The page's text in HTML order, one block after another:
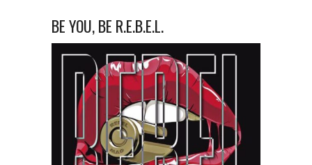
BE YOU, BE R.E.B.E.L.